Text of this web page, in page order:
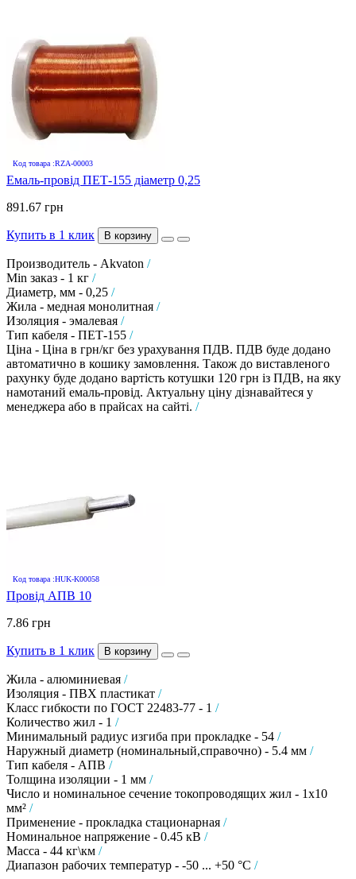
Код товара :RZA-00003
Емаль-провід ПЕТ-155 діаметр 0,25
891.67 грн
Купить в 1 клик В корзину
Производитель - Akvaton /
Min заказ - 1 кг /
Диаметр, мм - 0,25 /
Жила - медная монолитная /
Изоляция - эмалевая /
Тип кабеля - ПЕТ-155 /
Ціна - Ціна в грн/кг без урахування ПДВ. ПДВ буде додано
автоматично в кошику замовлення. Також до виставленого
рахунку буде додано вартість котушки 120 грн із ПДВ, на яку
намотаний емаль-провід. Актуальну ціну дізнавайтеся у
менеджера або в прайсах на сайті. /
Код товара :HUK-K00058
Провід АПВ 10
7.86 грн
Купить в 1 клик В корзину
Жила - алюминиевая /
Изоляция - ПВХ пластикат /
Класс гибкости по ГОСТ 22483-77 - 1 /
Количество жил - 1 /
Минимальный радиус изгиба при прокладке - 54 /
Наружный диаметр (номинальный,справочно) - 5.4 мм /
Тип кабеля - АПВ /
Толщина изоляции - 1 мм /
Число и номинальное сечение токопроводящих жил - 1х10
мм² /
Применение - прокладка стационарная /
Номинальное напряжение - 0.45 кВ /
Масса - 44 кг\км /
Диапазон рабочих температур - -50 ... +50 °C /